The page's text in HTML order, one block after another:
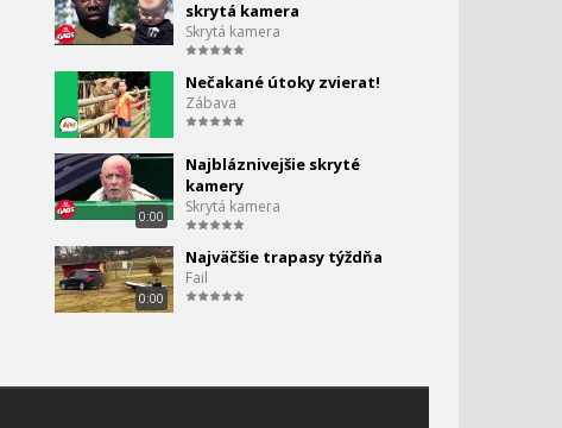
skrytá kamera
Skrytá kamera
Nečakané útoky zvierat!
Zábava
0:00
Najbláznivejšie skryté
kamery
Skrytá kamera
0:00
Najväčšie trapasy týždňa
Fail